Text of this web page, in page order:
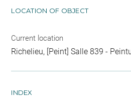
LOCATION OF OBJECT
Current location
Richelieu, [Peint] Salle 839 -
INDEX